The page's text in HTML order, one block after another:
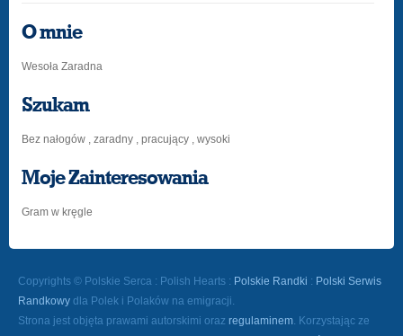
O mnie
Wesoła Zaradna
Szukam
Bez nałogów , zaradny , pracujący , wysoki
Moje Zainteresowania
Gram w kręgle
Copyrights © Polskie Serca : Polish Hearts : Polskie Randki : Polski Serwis
Randkowy dla Polek i Polaków na emigracji.
Strona jest objęta prawami autorskimi oraz regulaminem. Korzystając ze